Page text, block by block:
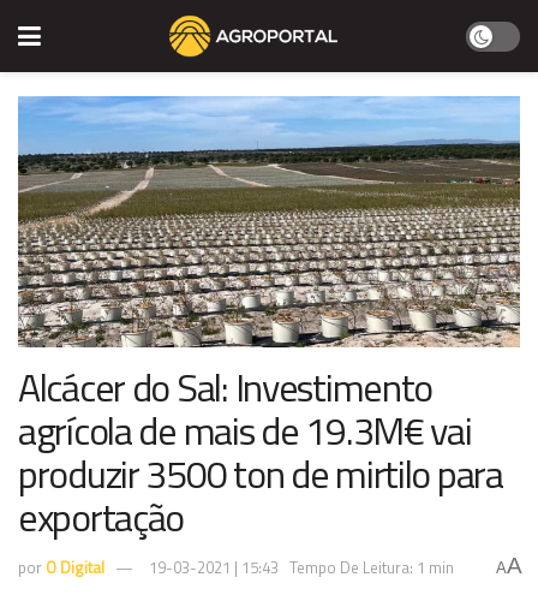
Alcácer do Sal: Investimento
agrícola de mais de 19.3M€ vai
produzir 3500 ton de mirtilo para
exportação
por O Digital 19-03-2021 | 15:43 Tempo De Leitura: 1 min AA